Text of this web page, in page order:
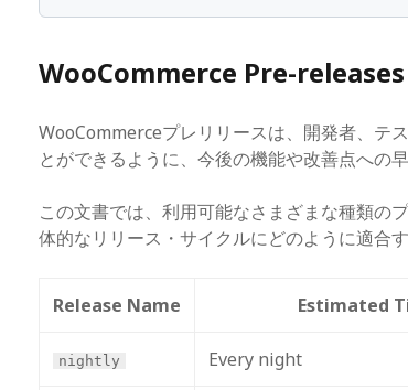
WooCommerce Pre-releases
WooCommerceプレリリースは、開発者、テ
とができるように、今後の機能や改善点への
この文書では、利用可能なさまざまな種類の
体的なリリース・サイクルにどのように適合
Release Name Estimated
nightly Every night